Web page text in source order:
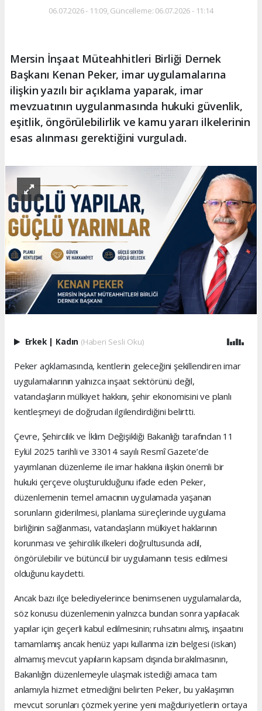
06.07.2026 - 11:09, Güncelleme: 06.07.2026 - 11:14
Mersin İnşaat Müteahhitleri Birliği Dernek
Başkanı Kenan Peker, imar uygulamalarına
ilişkin yazılı bir açıklama yaparak, imar
mevzuatının uygulanmasında hukuki güvenlik,
eşitlik, öngörülebilirlik ve kamu yararı ilkelerinin
esas alınması gerektiğini vurguladı.
Erkek | Kadın (Haberi Sesli Oku)
Peker açıklamasında, kentlerin geleceğini şekillendiren imar
uygulamalarının yalnızca inşaat sektörünü değil,
vatandaşların mülkiyet hakkını, şehir ekonomisini ve planlı
kentleşmeyi de doğrudan ilgilendirdiğini belirtti.
Çevre, Şehircilik ve İklim Değişikliği Bakanlığı tarafından 11
Eylül 2025 tarihli ve 33014 sayılı Resmî Gazete’de
yayımlanan düzenleme ile imar hakkına ilişkin önemli bir
hukuki çerçeve oluşturulduğunu ifade eden Peker,
düzenlemenin temel amacının uygulamada yaşanan
sorunların giderilmesi, planlama süreçlerinde uygulama
birliğinin sağlanması, vatandaşların mülkiyet haklarının
korunması ve şehircilik ilkeleri doğrultusunda adil,
öngörülebilir ve bütüncül bir uygulamanın tesis edilmesi
olduğunu kaydetti.
Ancak bazı ilçe belediyelerince benimsenen uygulamalarda,
söz konusu düzenlemenin yalnızca bundan sonra yapılacak
yapılar için geçerli kabul edilmesinin; ruhsatını almış, inşaatını
tamamlamış ancak henüz yapı kullanma izin belgesi (iskan)
almamış mevcut yapıların kapsam dışında bırakılmasının,
Bakanlığın düzenlemeyle ulaşmak istediği amaca tam
anlamıyla hizmet etmediğini belirten Peker, bu yaklaşımın
mevcut sorunları çözmek yerine yeni mağduriyetlerin ortaya